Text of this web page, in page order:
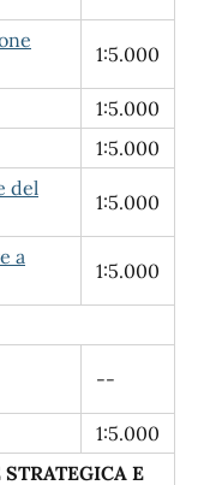
1:5.000
1:5.000
1:5.000
del
1:5.000
a
1:5.000
--
1:5.000
E